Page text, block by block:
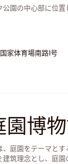
公園の中心部に位
家体育場南路1号
園博
、庭園をテーマと
建筑理念とし、庭